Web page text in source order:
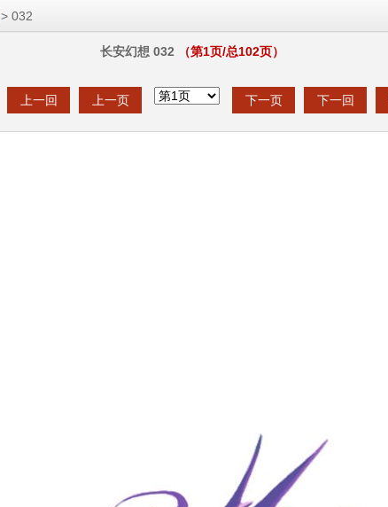
> 032
长安幻想 032 （第1页/总102页）
上一回 上一页 下一页 下一回